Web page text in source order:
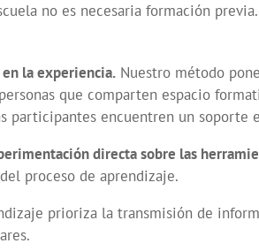
no es necesaria formación
la experiencia.Nuestro método
que comparten espacio
participantes encuentren un soporte
directa sobre las
proceso de aprendizaje.
prioriza la transmisión de